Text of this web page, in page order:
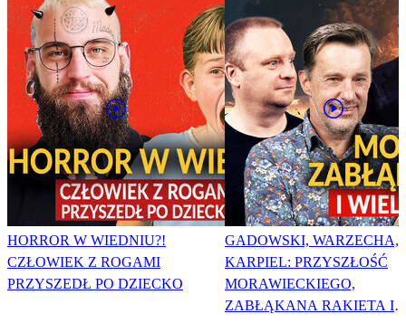
HORROR W WIEDNIU?!
CZŁOWIEK Z ROGAMI
PRZYSZEDŁ PO DZIECKO
GADOWSKI, WARZECHA,
KARPIEL: PRZYSZŁOŚĆ
MORAWIECKIEGO,
ZABŁĄKANA RAKIETA I